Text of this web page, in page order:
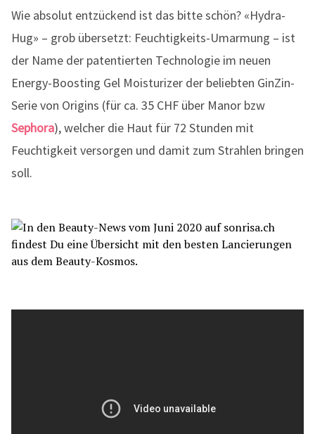
Wie absolut entzückend ist das bitte schön? «Hydra-
Hug» – grob übersetzt: Feuchtigkeits-Umarmung – ist
der Name der patentierten Technologie im neuen
Energy-Boosting Gel Moisturizer der beliebten GinZin-
Serie von Origins (für ca. 35 CHF über Manor bzw
Sephora), welcher die Haut für 72 Stunden mit
Feuchtigkeit versorgen und damit zum Strahlen bringen
soll.